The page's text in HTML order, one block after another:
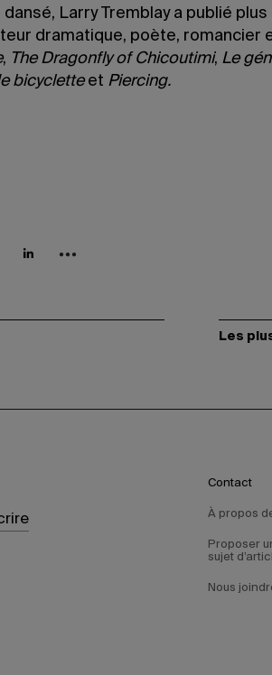
Larry Tremblay a publié plus
dramatique, poète, romancier
, The Dragonfly of Chicoutimi, Le
bicycletteet Piercing.
Les
Contact
À propos
Proposer
sujet
Nous